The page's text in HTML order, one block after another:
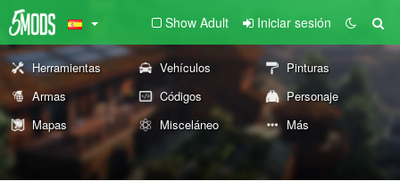
Show Adult Iniciar sesión
Herramientas Vehículos
Pinturas
Armas
Códigos
Personaje
Mapas
Misceláneo Más